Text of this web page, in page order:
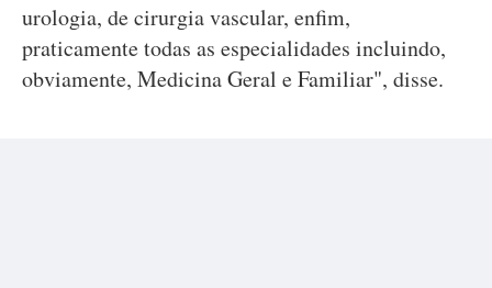
urologia, de cirurgia vascular, enfim,
praticamente todas as especialidades incluindo,
obviamente, Medicina Geral e Familiar", disse.